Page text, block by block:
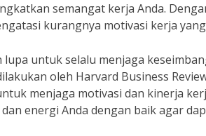
semangat kerja Anda.
kurangnya motivasi kerja yang
lupa untuk selalu menjaga
oleh Harvard Business
menjaga motivasi dan kinerja
energi Anda dengan baik agar